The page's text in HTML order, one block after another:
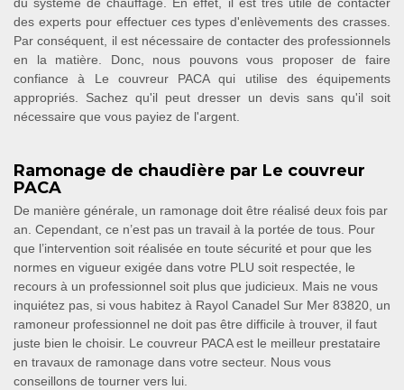
du système de chauffage. En effet, il est très utile de contacter
des experts pour effectuer ces types d'enlèvements des crasses.
Par conséquent, il est nécessaire de contacter des professionnels
en la matière. Donc, nous pouvons vous proposer de faire
confiance à Le couvreur PACA qui utilise des équipements
appropriés. Sachez qu'il peut dresser un devis sans qu'il soit
nécessaire que vous payiez de l'argent.
Ramonage de chaudière par Le couvreur
PACA
De manière générale, un ramonage doit être réalisé deux fois par
an. Cependant, ce n’est pas un travail à la portée de tous. Pour
que l’intervention soit réalisée en toute sécurité et pour que les
normes en vigueur exigée dans votre PLU soit respectée, le
recours à un professionnel soit plus que judicieux. Mais ne vous
inquiétez pas, si vous habitez à Rayol Canadel Sur Mer 83820, un
ramoneur professionnel ne doit pas être difficile à trouver, il faut
juste bien le choisir. Le couvreur PACA est le meilleur prestataire
en travaux de ramonage dans votre secteur. Nous vous
conseillons de tourner vers lui.